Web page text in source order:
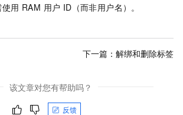
用 RAM 用户 ID（而非用户名）。
下一篇： 解绑和删除标签
该文章对您有帮助吗？
反馈